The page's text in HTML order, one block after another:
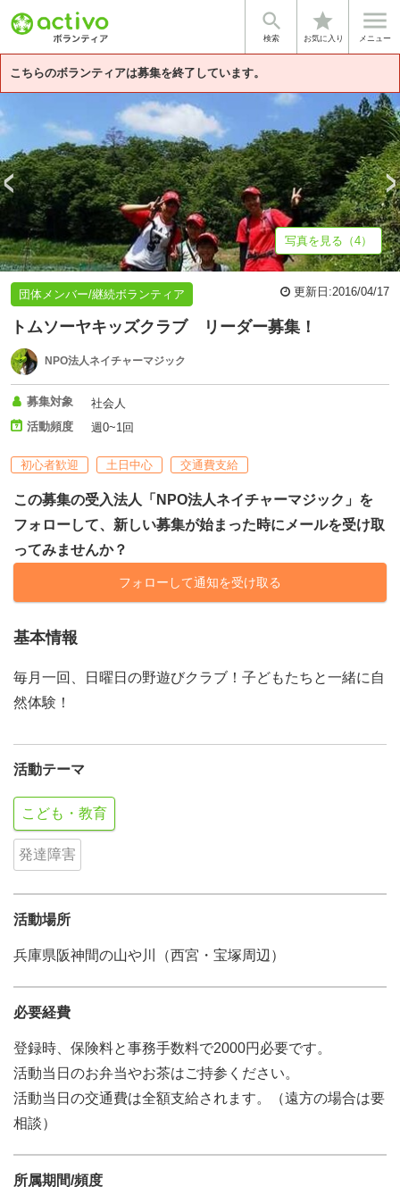

検索
star
お気に入り

メニュー
こちらのボランティアは募集を終了しています。
基本情報 募集詳細 法人情報
写真を見る（4）
団体メンバー/継続ボランティア 更新日:2016/04/17
トムソーヤキッズクラブ リーダー募集！
NPO法人ネイチャーマジック
募集対象
社会人
活動頻度
週0~1回
初心者歓迎 土日中心 交通費支給
この募集の受入法人「NPO法人ネイチャーマジック」を
フォローして、新しい募集が始まった時にメールを受け取
ってみませんか？
フォローして通知を受け取る
基本情報
毎月一回、日曜日の野遊びクラブ！子どもたちと一緒に自
然体験！
活動テーマ
こども・教育
発達障害
活動場所
兵庫県阪神間の山や川（西宮・宝塚周辺）
必要経費
登録時、保険料と事務手数料で2000円必要です。
活動当日のお弁当やお茶はご持参ください。
活動当日の交通費は全額支給されます。（遠方の場合は要
相談）
所属期間/頻度